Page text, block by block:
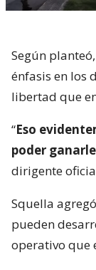
Según
énfasis en los
libertad que
“Eso
poder
dirigente
Squella
pueden
operativo que